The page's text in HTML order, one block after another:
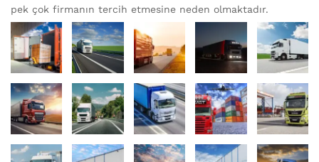
pek çok firmanın tercih etmesine neden olmaktadır.